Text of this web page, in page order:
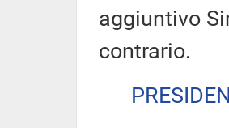
aggiuntivo
contrario.